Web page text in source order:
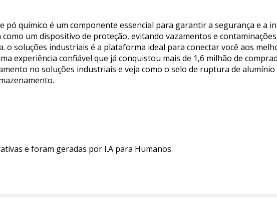
químico é um componente essencial para garantir a segurança e a
um dispositivo de proteção, evitando vazamentos e
o soluções industriais é a plataforma ideal para conectar você aos
experiência confiável que já conquistou mais de 1,6 milhão de
no soluções industriais e veja como o selo de ruptura de
e foram geradas por I.A para Humanos.